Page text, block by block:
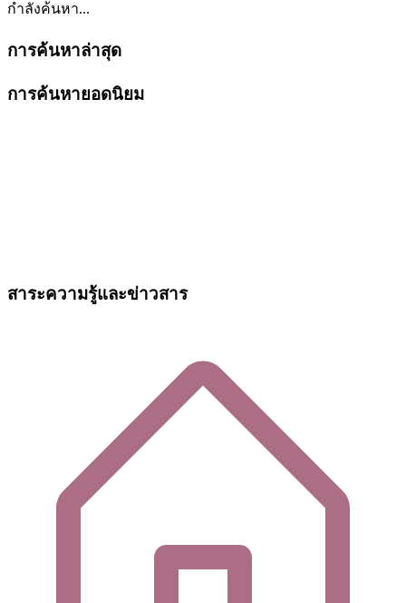
กำลังค้นหา...
การค้นหาล่าสุด
การค้นหายอดนิยม
สาระความรู้และข่าวสาร